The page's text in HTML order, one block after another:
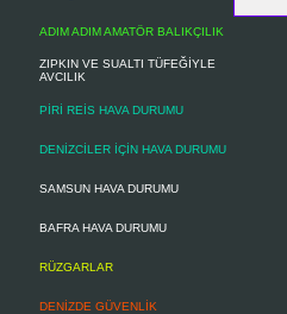
ADIM ADIM AMATÖR BALIKÇILIK
ZIPKIN VE SUALTI TÜFEĞİYLE
AVCILIK
PİRİ REİS HAVA DURUMU
DENİZCİLER İÇİN HAVA DURUMU
SAMSUN HAVA DURUMU
BAFRA HAVA DURUMU
RÜZGARLAR
DENİZDE GÜVENLİK